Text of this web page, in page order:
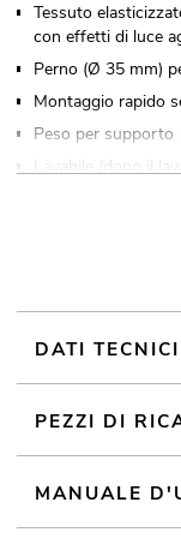
Tessuto
con effetti di luce
Perno (Ø 35 mm)
Montaggio rapido
Peso per supporto
Lavabile (dopo il
sottoposto a
fiere e negozi;
EUROLITE Part 1
Disponibile in vari
EUROLITE Part 2
Cover)
DATI TECNICI
PEZZI DI
MANUALE